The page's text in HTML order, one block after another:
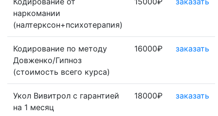
наркомании
(налтерксон+психотерапия)
Кодирование по методу
Довженко/Гипноз
(стоимость всего курса)
16000₽ заказать
Укол Вивитрол с гарантией
на 1 месяц
18000₽ заказать